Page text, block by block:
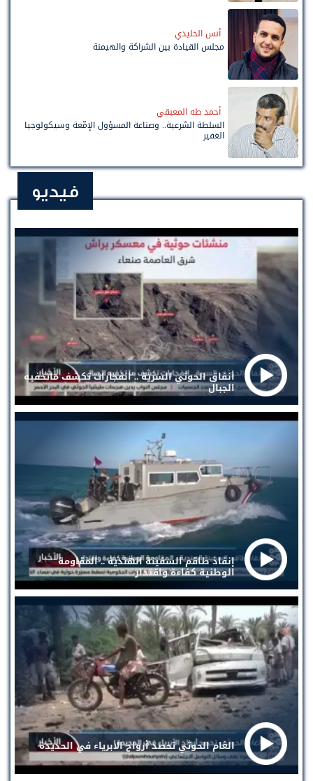
أنس الخليدي
مجلس القيادة بين الشراكة والهيمنة
أحمد طه المعبقي
السلطة الشرعية.. وصناعة المسؤول الإمّعة وسيكولوجيا
الغفير
فيديو
أنفاق الحوثي السرية .. انفجارات تكشف ماتخفيه
الجبال
إنقاذ طاقم السفينة الهندية .. المقاومة
الوطنية كفاءة واقتدار
الغام الحوثي تحصد أرواح الأبرياء في الحديدة